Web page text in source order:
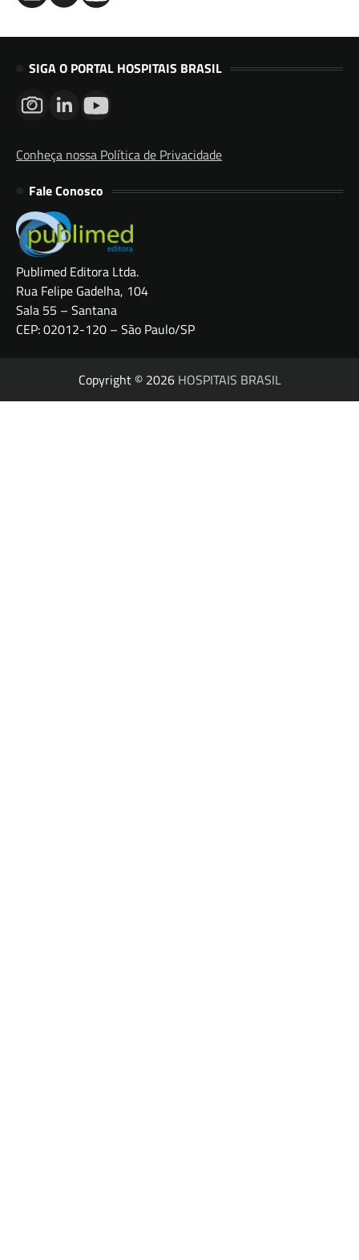
SIGA O PORTAL HOSPITAIS BRASIL
Conheça nossa Política de Privacidade
Fale Conosco
Publimed Editora Ltda.
Rua Felipe Gadelha, 104
Sala 55 – Santana
CEP: 02012-120 – São Paulo/SP
Copyright © 2026 HOSPITAIS BRASIL